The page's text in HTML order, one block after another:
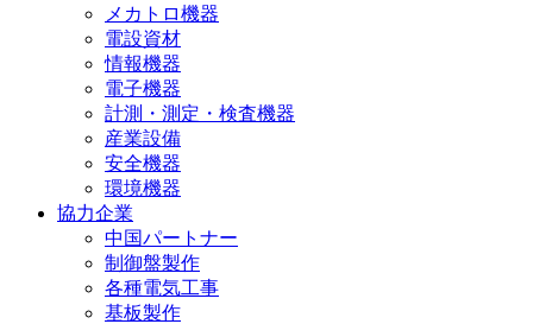
メカトロ機器
電設資材
情報機器
電子機器
計測・測定・検査機器
産業設備
安全機器
環境機器
協力企業
中国パートナー
制御盤製作
各種電気工事
基板製作